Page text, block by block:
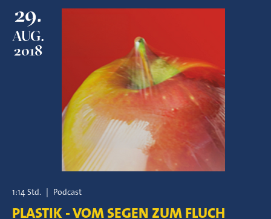
29.
AUG.
2018
1:14 Std. | Podcast
PLASTIK - VOM SEGEN ZUM FLUCH